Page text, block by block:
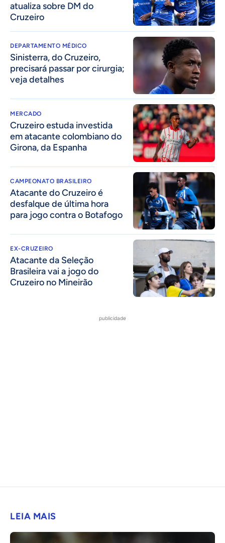
atualiza sobre DM do
Cruzeiro
DEPARTAMENTO MÉDICO
Sinisterra, do Cruzeiro,
precisará passar por cirurgia;
veja detalhes
MERCADO
Cruzeiro estuda investida
em atacante colombiano do
Girona, da Espanha
CAMPEONATO BRASILEIRO
Atacante do Cruzeiro é
desfalque de última hora
para jogo contra o Botafogo
EX-CRUZEIRO
Atacante da Seleção
Brasileira vai a jogo do
Cruzeiro no Mineirão
publicidade
LEIA MAIS